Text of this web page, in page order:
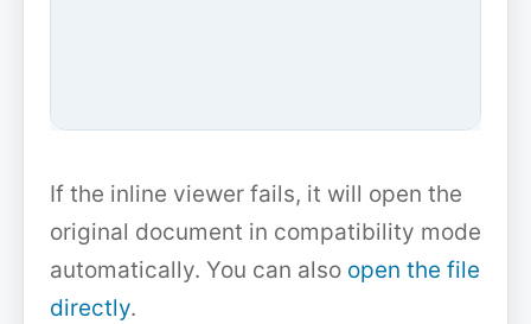
If the inline viewer fails, it will open the
original document in compatibility mode
automatically. You can also open the file
directly.